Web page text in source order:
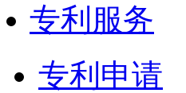
专利服务
专利申请